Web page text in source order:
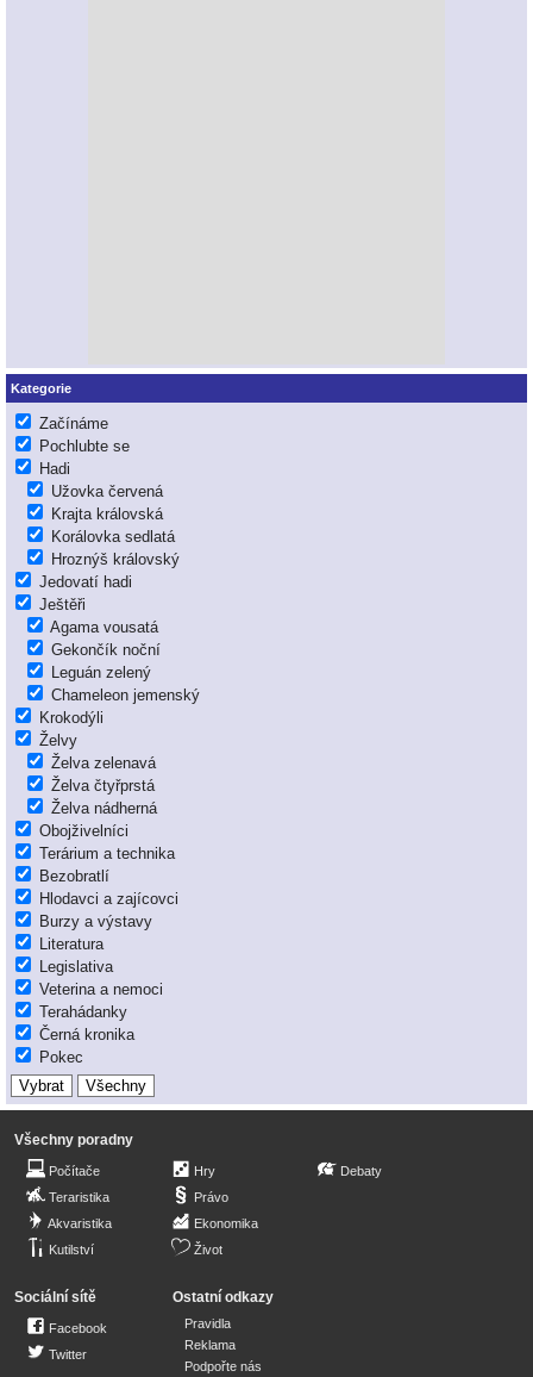
Kategorie
Začínáme
Pochlubte se
Hadi
Užovka červená
Krajta královská
Korálovka sedlatá
Hroznýš královský
Jedovatí hadi
Ještěři
Agama vousatá
Gekončík noční
Leguán zelený
Chameleon jemenský
Krokodýli
Želvy
Želva zelenavá
Želva čtyřprstá
Želva nádherná
Obojživelníci
Terárium a technika
Bezobratlí
Hlodavci a zajícovci
Burzy a výstavy
Literatura
Legislativa
Veterina a nemoci
Terahádanky
Černá kronika
Pokec
Všechny poradny
Počítače
Teraristika
Akvaristika
Kutilství
Hry
Právo
Ekonomika
Život
Debaty
Sociální sítě
Facebook
Twitter
Ostatní odkazy
Pravidla
Reklama
Podpořte nás